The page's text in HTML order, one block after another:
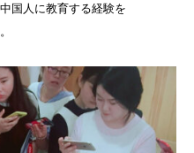
国人に教育する経験を